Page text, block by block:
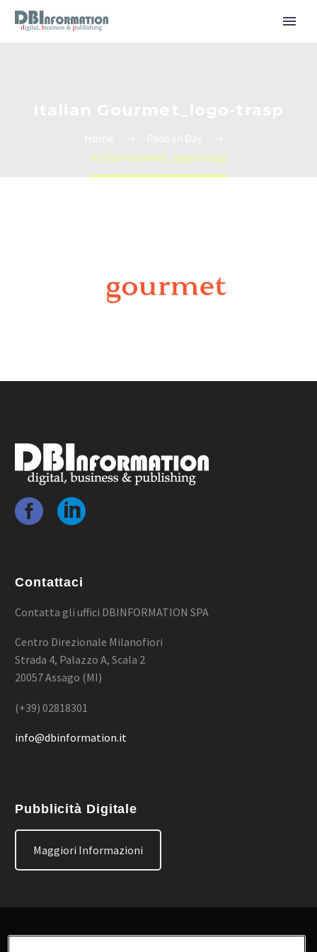
Italian Gourmet_logo-trasp
Contattaci
Contatta gli uffici DBINFORMATION SPA
Centro Direzionale Milanofiori
Strada 4, Palazzo A, Scala 2
20057 Assago (MI)
(+39) 02818301
info@dbinformation.it
Pubblicità Digitale
Maggiori Informazioni